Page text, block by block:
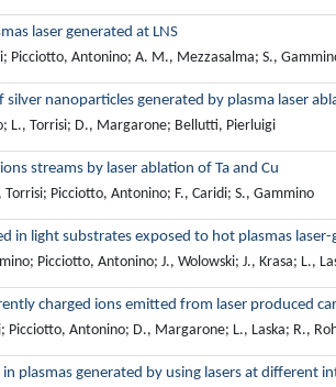
laser generated at LNS
Picciotto, Antonino; A. M., Mezzasalma; S.,
silver nanoparticles generated by plasma laser
L., Torrisi; D., Margarone; Bellutti, Pierluigi
streams by laser ablation of Ta and Cu
Picciotto, Antonino; F., Caridi; S., Gammino
in light substrates exposed to hot plasmas laser-
Picciotto, Antonino; J., Wolowski; J., Krasa; L.,
charged ions emitted from laser produced
Picciotto, Antonino; D., Margarone; L., Laska; R.,
plasmas generated by using lasers at different